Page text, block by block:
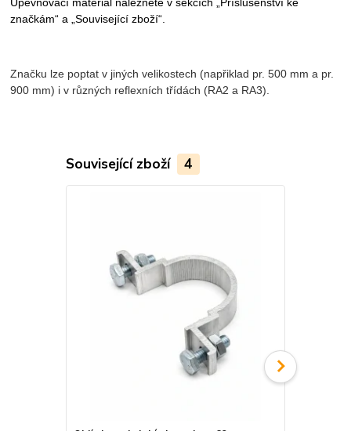
značkám“ a „Související zboží“.
Značku lze poptat v jiných velikostech (napřiklad pr. 500 mm a pr.
900 mm) i v různých reflexních třídách (RA2 a RA3).
Související zboží 4